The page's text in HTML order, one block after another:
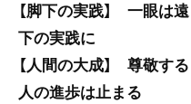
【脚下の実践】 一眼は
下の実践に
【人間の大成】 尊敬す
人の進歩は止まる